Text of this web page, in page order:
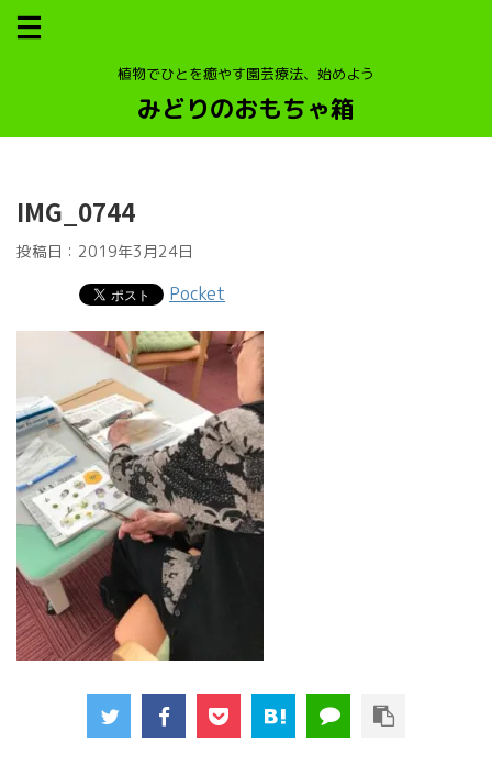
植物でひとを癒やす園芸療法、始めよう
みどりのおもちゃ箱
IMG_0744
投稿日： 2019年3月24日
Pocket